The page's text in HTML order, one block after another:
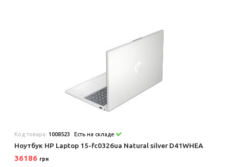
Код товара: 1008523 Есть на складе
Ноутбук HP Laptop 15-fc0326ua Natural silver D41WHEA
36186 грн